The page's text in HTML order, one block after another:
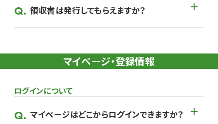
領収書は発行してもらえますか？
マイページ・登録情報
ログインについて
マイページはどこからログインできますか？